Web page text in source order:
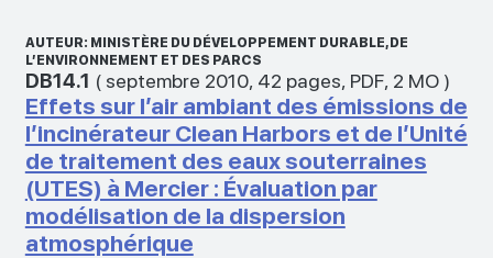
AUTEUR: MINISTÈRE DU DÉVELOPPEMENT DURABLE, DE
L’ENVIRONNEMENT ET DES PARCS
DB14.1 ( septembre 2010, 42 pages, PDF, 2 MO)
Effets sur l’air ambiant des émissions de
l’incinérateur Clean Harbors et de l’Unité
de traitement des eaux souterraines
(UTES) à Mercier : Évaluation par
modélisation de la dispersion
atmosphérique